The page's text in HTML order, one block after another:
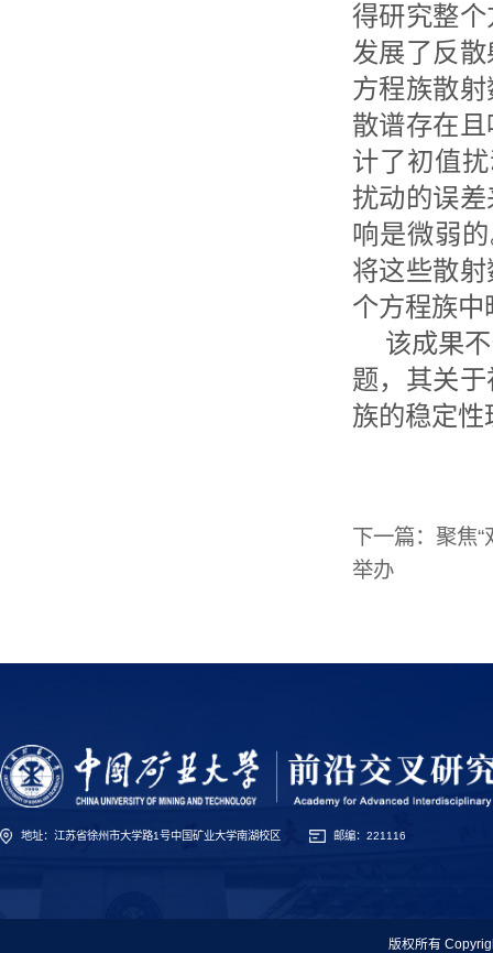
得研究整
发展了反
方程族散
散谱存在
计了初值
扰动的误
响是微弱
将这些散
个方程族
该成果
题，其关
族的稳定
下一篇： 聚焦
举办
地址：江苏省徐州市大学路1号中国矿业大学南湖校区 邮编：221116
版权所有